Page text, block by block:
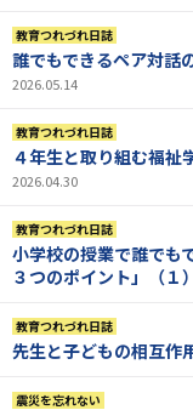
教育つれづれ日誌
誰でもできるペア対話
2026.05.14
教育つれづれ日誌
４年生と取り組む福祉
2026.04.30
教育つれづれ日誌
小学校の授業で誰でも
３つのポイント」（１）
教育つれづれ日誌
先生と子どもの相互作
震災を忘れない